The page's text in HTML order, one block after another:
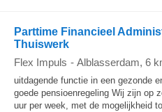
Parttime Financieel
Thuiswerk
Flex Impuls - Alblasserdam, 6
uitdagende functie in een gezonde
goede pensioenregeling Wij zijn op
uur per week, met de mogelijkheid